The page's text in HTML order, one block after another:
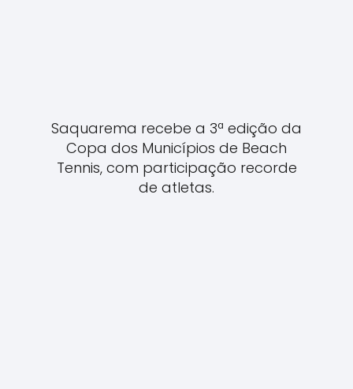
Saquarema recebe a 3ª edição da
Copa dos Municípios de Beach
Tennis, com participação recorde
de atletas.